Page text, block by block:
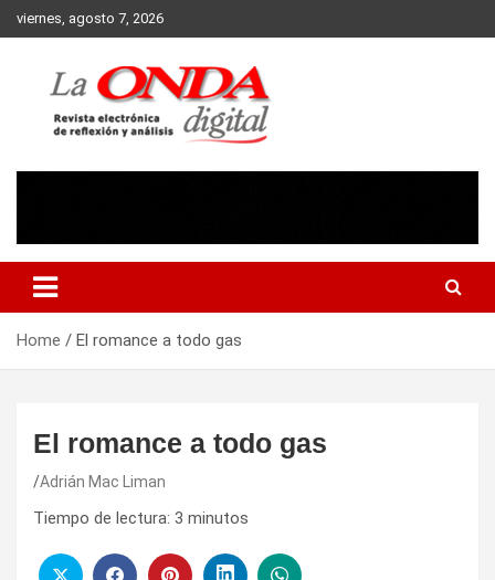
Skip
to
viernes, agosto 7, 2026
Home El romance a todo gas
El romance a todo gas
Adrián Mac Liman
Tiempo de lectura: 3 minutos